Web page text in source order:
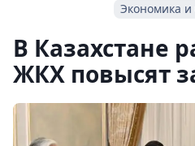
Экономика и
В Казахстане
ЖКХ повысят